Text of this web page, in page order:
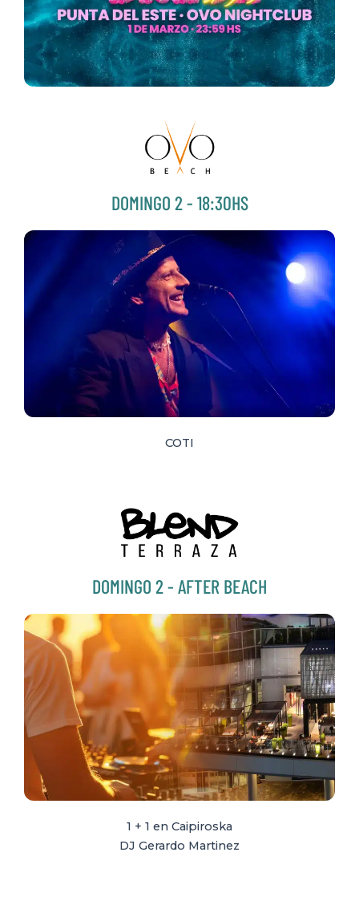
DOMINGO 2 - 18:30HS
COTI
DOMINGO 2 - AFTER BEACH
1 + 1 en Caipiroska
DJ Gerardo Martinez